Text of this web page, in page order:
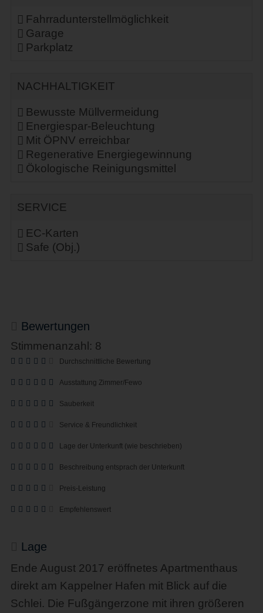
Fahrradunterstellmöglichkeit
Garage
Parkplatz
NACHHALTIGKEIT
Bewusste Müllvermeidung
Energiespar-Beleuchtung
Mit ÖPNV erreichbar
Regenerative Energiegewinnung
Ökologische Reinigungsmittel
SERVICE
EC-Karten
Safe (Obj.)
Bewertungen
Stimmenanzahl: 8
Durchschnittliche Bewertung
Ausstattung Zimmer/Fewo
Sauberkeit
Service & Freundlichkeit
Lage der Unterkunft (wie beschrieben)
Beschreibung entsprach der Unterkunft
Preis-Leistung
Empfehlenswert
Lage
Ende August 2017 eröffnetes Apartmenthaus
direkt am Kappelner Hafen mit Blick auf die
Schlei. Die Fußgängerzone mit ihren größeren